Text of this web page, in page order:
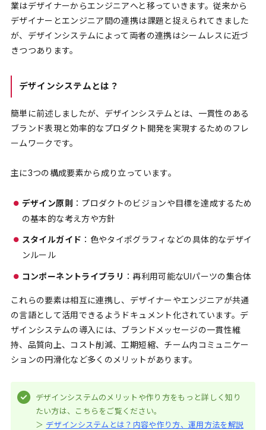
業はデザイナーからエンジニアへと移っていきます。従来から
デザイナーとエンジニア間の連携は課題と捉えられてきました
が、デザインシステムによって両者の連携はシームレスに近づ
きつつあります。
デザインシステムとは？
簡単に前述しましたが、デザインシステムとは、一貫性のある
ブランド表現と効率的なプロダクト開発を実現するためのフレ
ームワークです。
主に3つの構成要素から成り立っています。
デザイン原則 ：プロダクトのビジョンや目標を達成するため
の基本的な考え方や方針
スタイルガイド ：色やタイポグラフィなどの具体的なデザイ
ンルール
コンポーネントライブラリ ：再利用可能なUIパーツの集合体
これらの要素は相互に連携し、デザイナーやエンジニアが共通
の言語として活用できるようドキュメント化されています。デ
ザインシステムの導入には、ブランドメッセージの一貫性維
持、品質向上、コスト削減、工期短縮、チーム内コミュニケー
ションの円滑化など多くのメリットがあります。
デザインシステムのメリットや作り方をもっと詳しく知り
たい方は、こちらをご覧ください。
＞ デザインシステムとは？内容や作り方、運用方法を解説